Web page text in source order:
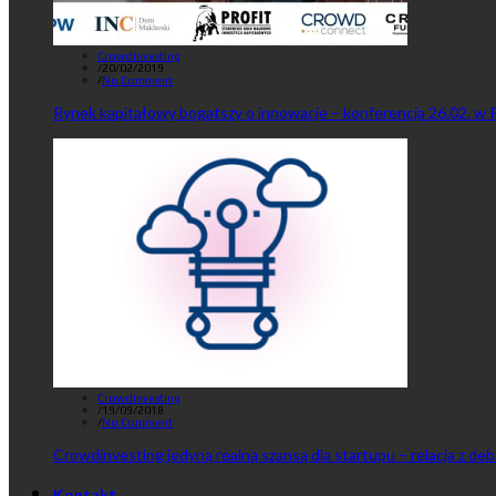
Crowdinvesting
/20/02/2019
/No Comment
Rynek kapitałowy bogatszy o innowacje – konferencja 26.02. w
Crowdinvesting
/19/09/2018
/No Comment
Crowdinvesting jedyną realną szansą dla startupu – relacja z